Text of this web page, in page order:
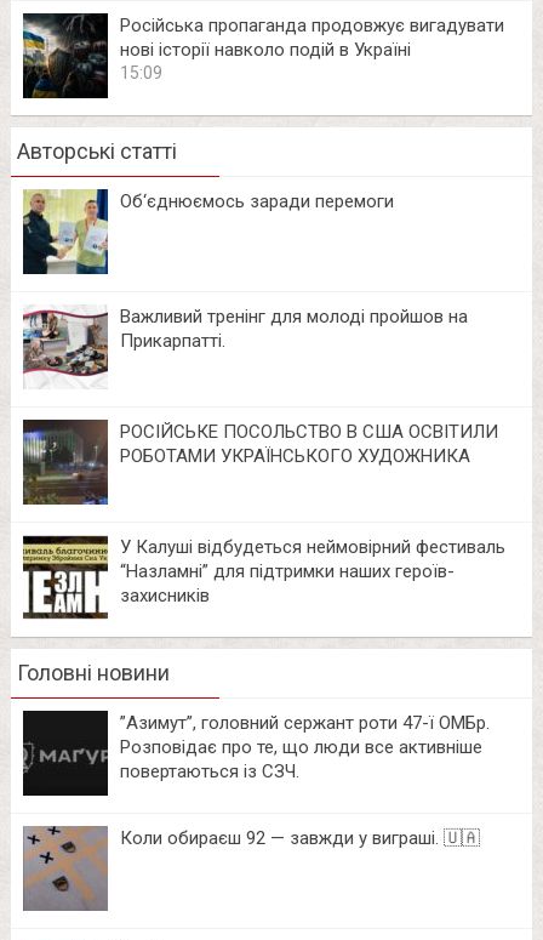
Російська пропаганда продовжує вигадувати
нові історії навколо подій в Україні
15:09
Авторські статті
Об‘єднюємось заради перемоги
Важливий тренінг для молоді пройшов на
Прикарпатті.
РОСІЙСЬКЕ ПОСОЛЬСТВО В США ОСВІТИЛИ
РОБОТАМИ УКРАЇНСЬКОГО ХУДОЖНИКА
У Калуші відбудеться неймовірний фестиваль
“Назламні” для підтримки наших героїв-
захисників
Головні новини
⁨”Азимут”, головний сержант роти 47-ї ОМБр.
Розповідає про те, що люди все активніше
повертаються із СЗЧ.
Коли обираєш 92 — завжди у виграші. 🇺🇦